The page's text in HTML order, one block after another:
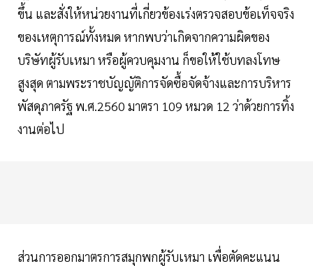
ขึ้น และสั่งให้หน่วยงานที่เกี่ยวข้องเร่งตรวจสอบข้อเท็จจริง
ของเหตุการณ์ทั้งหมด หากพบว่าเกิดจากความผิดของ
บริษัทผู้รับเหมา หรือผู้ควบคุมงาน ก็ขอให้ใช้บทลงโทษ
สูงสุด ตามพระราชบัญญัติการจัดซื้อจัดจ้างและการบริหาร
พัสดุภาครัฐ พ.ศ.2560 มาตรา 109 หมวด 12 ว่าด้วยการทิ้ง
งานต่อไป
ส่วนการออกมาตรการสมุกพกผู้รับเหมา เพื่อตัดคะแนน